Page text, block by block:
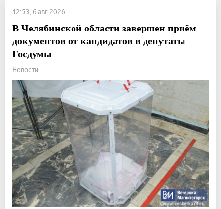
12:53, 6 авг 2026
В Челябинской области завершен приём
документов от кандидатов в депутаты
Госдумы
Новости